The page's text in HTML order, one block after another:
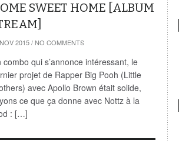
SWEET HOME [ALBUM
2015/ NO COMMENTS
combo qui s’annonce intéressant, le
projet de Rapper Big Pooh (Little
avec Apollo Brown était solide,
ce que ça donne avec Nottz à la
: […]